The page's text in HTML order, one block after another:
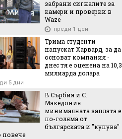
забрани сигналите за
камери и проверки в
Waze
преди 1 ден
Трима студенти
напускат Харвард, за да
основат компания -
днес тя е оценена на 10,3
милиарда долара
5 дни
В Сърбия и С.
Македония
минималната заплата е
по-голяма от
българската и "купува"
повече